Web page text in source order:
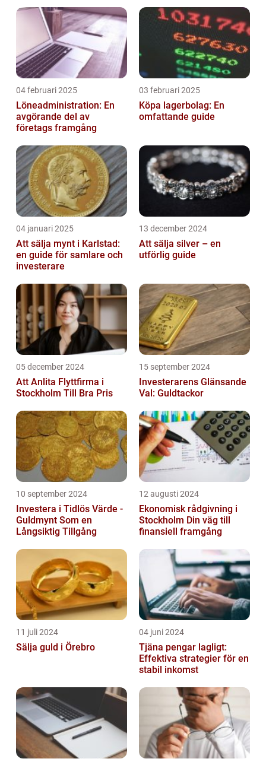
04 februari 2025
Löneadministration: En
avgörande del av
företags framgång
03 februari 2025
Köpa lagerbolag: En
omfattande guide
04 januari 2025
Att sälja mynt i Karlstad:
en guide för samlare och
investerare
13 december 2024
Att sälja silver – en
utförlig guide
05 december 2024
Att Anlita Flyttfirma i
Stockholm Till Bra Pris
15 september 2024
Investerarens Glänsande
Val: Guldtackor
10 september 2024
Investera i Tidlös Värde -
Guldmynt Som en
Långsiktig Tillgång
12 augusti 2024
Ekonomisk rådgivning i
Stockholm Din väg till
finansiell framgång
11 juli 2024
Sälja guld i Örebro
04 juni 2024
Tjäna pengar lagligt:
Effektiva strategier för en
stabil inkomst